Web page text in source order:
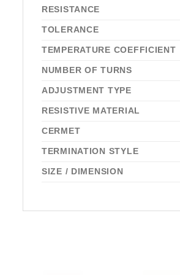
RESISTANCE
TOLERANCE
TEMPERATURE COEFFICIENT
NUMBER OF TURNS
ADJUSTMENT TYPE
RESISTIVE MATERIAL
CERMET
TERMINATION STYLE
SIZE / DIMENSION